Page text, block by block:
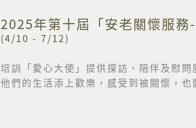
2025年第十屆「安老關懷服務-
(4/10 - 7/12)
培訓「愛心大使」提供探訪、陪伴及慰
他們的生活添上歡樂，感受到被關懷，